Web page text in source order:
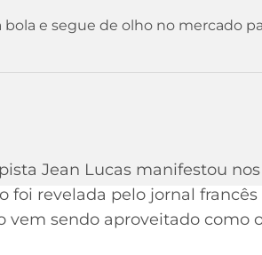
e segue de olho no mercado
Jean Lucas manifestou
revelada pelo jornal francês
vem sendo aproveitado como